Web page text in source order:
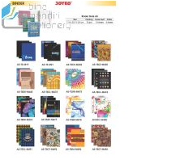
WISH
LIST
COMPARE